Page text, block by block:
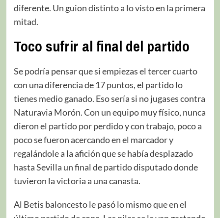
diferente. Un guion distinto a lo visto en la primera
mitad.
Toco sufrir al final del partido
Se podría pensar que si empiezas el tercer cuarto
con una diferencia de 17 puntos, el partido lo
tienes medio ganado. Eso sería si no jugases contra
Naturavia Morón. Con un equipo muy físico, nunca
dieron el partido por perdido y con trabajo, poco a
poco se fueron acercando en el marcador y
regalándole a la afición que se había desplazado
hasta Sevilla un final de partido disputado donde
tuvieron la victoria a una canasta.
Al Betis baloncesto le pasó lo mismo que en el